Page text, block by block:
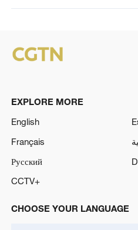
EXPLORE MORE
English
Français
Русский
CCTV+
CHOOSE YOUR LANGUAGE